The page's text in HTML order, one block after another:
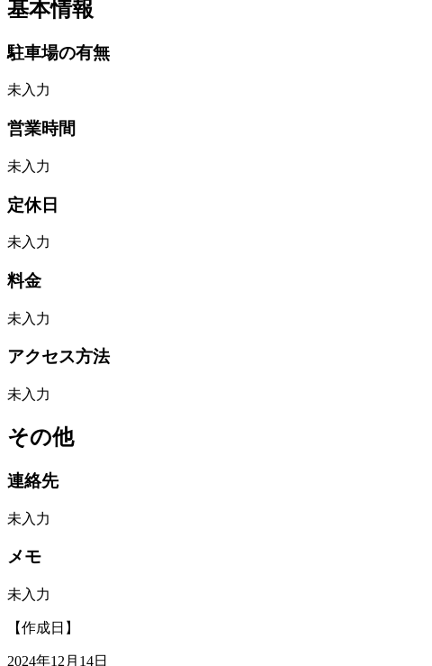
基本情報
駐車場の有無
未入力
営業時間
未入力
定休日
未入力
料金
未入力
アクセス方法
未入力
その他
連絡先
未入力
メモ
未入力
【作成日】
2024年12月14日